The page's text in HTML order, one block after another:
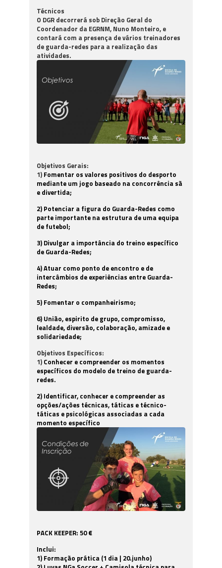
Técnicos
O DGR decorrerá sob Direção Geral do
Coordenador da EGRNM, Nuno Monteiro, e
contará com a presença de vários treinadores
de guarda-redes para a realização das
atividades.
Objetivos Gerais:
1) Fomentar os valores positivos do desporto
mediante um jogo baseado na concorrência sã
e divertida;
2) Potenciar a figura do Guarda-Redes como
parte importante na estrutura de uma equipa
de futebol;
3) Divulgar a importância do treino específico
de Guarda-Redes;
4) Atuar como ponto de encontro e de
intercâmbios de experiências entre Guarda-
Redes;
5) Fomentar o companheirismo;
6) União, espirito de grupo, compromisso,
lealdade, diversão, colaboração, amizade e
solidariedade;
Objetivos Específicos:
1) Conhecer e compreender os momentos
específicos do modelo de treino de guarda-
redes.
2) Identificar, conhecer e compreender as
opções/ações técnicas, táticas e técnico-
táticas e psicológicas associadas a cada
momento específico
PACK KEEPER: 50 €
Inclui:
1) Formação prática (1 dia | 20.junho)